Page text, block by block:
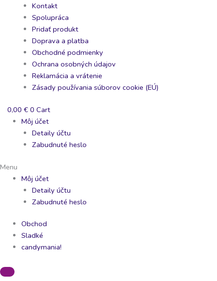
Kontakt
Spolupráca
Pridať produkt
Doprava a platba
Obchodné podmienky
Ochrana osobných údajov
Reklamácia a vrátenie
Zásady používania súborov cookie (EÚ)
0,00 € 0 Cart
Môj účet
Detaily účtu
Zabudnuté heslo
Menu
Môj účet
Detaily účtu
Zabudnuté heslo
Obchod
Sladké
candymania!